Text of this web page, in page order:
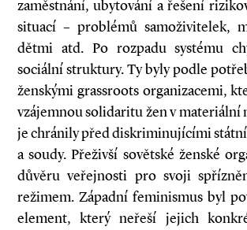
zaměstnání, ubytování a řešení
situací – problémů samoživitelek,
dětmi atd. Po rozpadu systému
sociální struktury. Ty byly podle
ženskými grassroots organizacemi,
vzájemnou solidaritu žen v materiální
je chránily před diskriminujícími
a soudy. Přeživší sovětské ženské
důvěru veřejnosti pro svoji
režimem. Západní feminismus byl
element, který neřeší jejich